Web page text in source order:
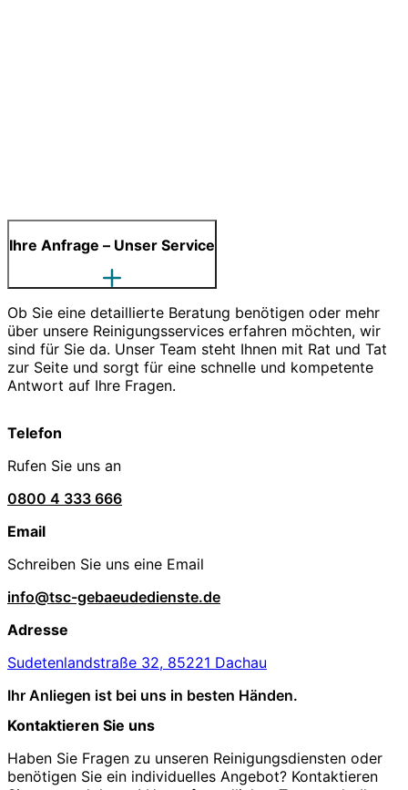
Ihre Anfrage – Unser Service
Ob Sie eine detaillierte Beratung benötigen oder mehr
über unsere Reinigungsservices erfahren möchten, wir
sind für Sie da. Unser Team steht Ihnen mit Rat und Tat
zur Seite und sorgt für eine schnelle und kompetente
Antwort auf Ihre Fragen.
Telefon
Rufen Sie uns an
0800 4 333 666
Email
Schreiben Sie uns eine Email
info@tsc-gebaeudedienste.de
Adresse
Sudetenlandstraße 32, 85221 Dachau
Ihr Anliegen ist bei uns in besten Händen.
Kontaktieren Sie uns
Haben Sie Fragen zu unseren Reinigungsdiensten oder
benötigen Sie ein individuelles Angebot? Kontaktieren